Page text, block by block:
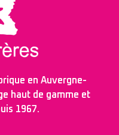
en Auvergne-
haut de gamme et
1967.